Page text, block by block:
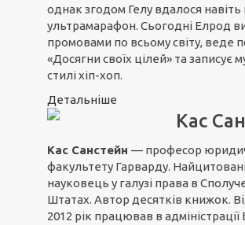
однак згодом Гелу вдалося навіть
ультрамарафон. Сьогодні Елрод
промовами по всьому світу, веде
«Досягни своїх цілей» та записує
стилі хіп-хоп.
Детальніше
Кас
Кас Санстейн — професор
факультету Гарварду.
науковець у галузі права в
Штатах. Автор десятків книжок.
2012 рік працював в адміністрації